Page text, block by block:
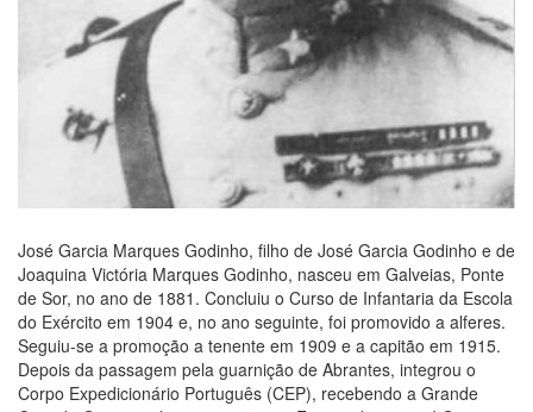
José Garcia Marques Godinho, filho de José Garcia Godinho e de
Joaquina Victória Marques Godinho, nasceu em Galveias, Ponte
de Sor, no ano de 1881. Concluiu o Curso de Infantaria da Escola
do Exército em 1904 e, no ano seguinte, foi promovido a alferes.
Seguiu-se a promoção a tenente em 1909 e a capitão em 1915.
Depois da passagem pela guarnição de Abrantes, integrou o
Corpo Expedicionário Português (CEP), recebendo a Grande